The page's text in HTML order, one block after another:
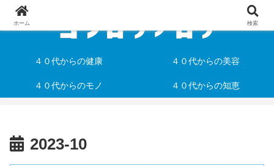
４０代からの健康 ４０代からの美容
４０代からのモノ ４０代からの知恵
2023-10
ホーム 検索